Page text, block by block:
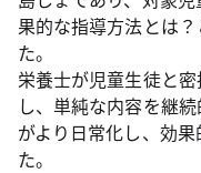
果的な指導方法とは
た。
栄養士が児童生徒と
し、単純な内容を継
がより日常化し、効
た。